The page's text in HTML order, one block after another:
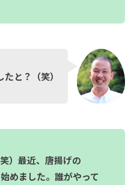
と？（笑）
）最近、唐揚げの
めました。誰がやって